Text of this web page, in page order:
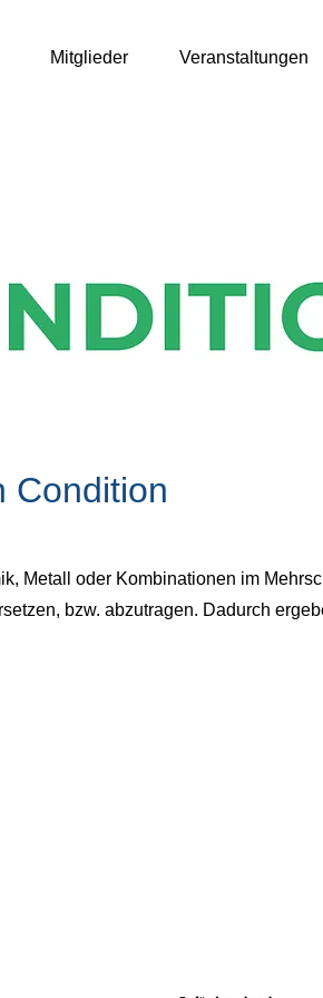
Mitglieder Veranstaltungen
Condition
Metall oder Kombinationen im
bzw. abzutragen. Dadurch